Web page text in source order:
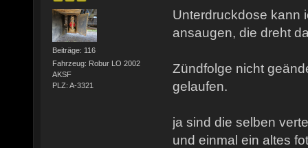
Beiträge: 116
Fahrzeug: Robur LO 2002
AKSF
PLZ: A-3321
Unterdruckdose kann
ansaugen, die dreht
Zündfolge nicht
gelaufen.
ja sind die selben
und einmal ein altes